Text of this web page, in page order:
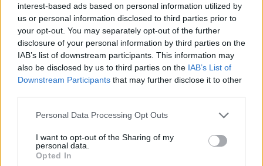
interest-based ads based on personal information utilized by
us or personal information disclosed to third parties prior to
your opt-out. You may separately opt-out of the further
disclosure of your personal information by third parties on the
IAB’s list of downstream participants. This information may
also be disclosed by us to third parties on the IAB’s List of
Downstream Participants that may further disclose it to other
Personal Data Processing Opt Outs
I want to opt-out of the Sharing of my
personal data.
Opted In